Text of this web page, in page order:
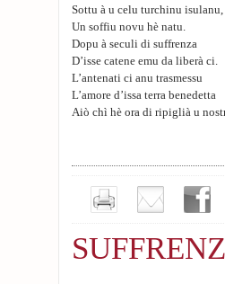
Sottu à u celu turchinu isulanu,
Un soffiu novu hè natu.
Dopu à seculi di suffrenza
D’isse catene emu da liberà ci.
L’antenati ci anu trasmessu
L’amore d’issa terra benedetta
Aiò chì hè ora di ripiglià u